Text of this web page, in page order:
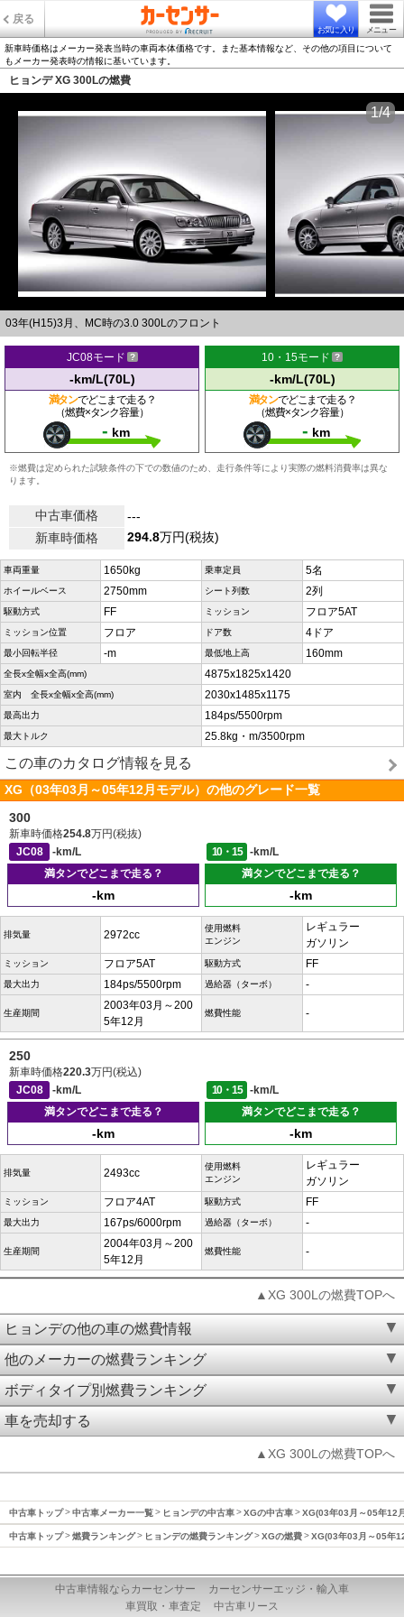
戻る
お気に入り メニュー
新車時価格はメーカー発表当時の車両本体価格です。また基本情報など、その他の項目について
もメーカー発表時の情報に基いています。
ヒョンデ XG 300Lの燃費
03年(H15)3月、MC時の3.0 300Lのフロント
1/4
JC08モード
-km/L(70L)
満タンでどこまで走る？
（燃費×タンク容量）
- km
10・15モード
-km/L(70L)
満タンでどこまで走る？
（燃費×タンク容量）
- km
※燃費は定められた試験条件の下での数値のため、走行条件等により実際の燃料消費率は異な
ります。
中古車価格
---
新車時価格
294.8万円(税抜)
車両重量 1650kg 乗車定員 5名
ホイールベース 2750mm シート列数 2列
駆動方式 FF ミッション フロア5AT
ミッション位置 フロア ドア数 4ドア
最小回転半径 -m 最低地上高 160mm
全長x全幅x全高(mm) 4875x1825x1420
室内 全長x全幅x全高(mm) 2030x1485x1175
最高出力 184ps/5500rpm
最大トルク 25.8kg・m/3500rpm
この車のカタログ情報を見る
XG（03年03月～05年12月モデル）の他のグレード一覧
300
新車時価格254.8万円(税抜)
JC08
-km/L 10・15
-km/L
満タンでどこまで走る？
-km
満タンでどこまで走る？
-km
排気量 2972cc
使用燃料
エンジン
レギュラー
ガソリン
ミッション フロア5AT 駆動方式 FF
最大出力 184ps/5500rpm 過給器（ターボ） -
生産期間
2003年03月～200
5年12月
燃費性能 -
250
新車時価格220.3万円(税込)
JC08
-km/L 10・15
-km/L
満タンでどこまで走る？
-km
満タンでどこまで走る？
-km
排気量 2493cc
使用燃料
エンジン
レギュラー
ガソリン
ミッション フロア4AT 駆動方式 FF
最大出力 167ps/6000rpm 過給器（ターボ） -
生産期間
2004年03月～200
5年12月
燃費性能 -
▲XG 300Lの燃費TOPへ
ヒョンデの他の車の燃費情報
他のメーカーの燃費ランキング
ボディタイプ別燃費ランキング
車を売却する
▲XG 300Lの燃費TOPへ
中古車トップ 中古車メーカー一覧 ヒョンデの中古車 XGの中古車 XG(03年03月～05年12
中古車トップ 燃費ランキング ヒョンデの燃費ランキング XGの燃費 XG(03年03月～05年
中古車情報ならカーセンサー
カーセンサーエッジ・輸入車
車買取・車査定
中古車リース